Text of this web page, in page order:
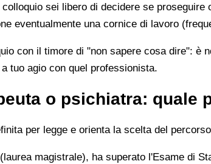
sei libero di decidere se proseguire
eventualmente una cornice di lavoro
con il timore di "non sapere cosa dire":
tuo agio con quel professionista.
o psichiatra: quale
per legge e orienta la scelta del
magistrale), ha superato l'Esame di